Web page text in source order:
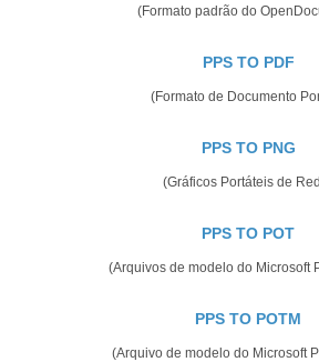
(Formato padrão do
PPS TO PDF
(Formato de Documento
PPS TO PNG
(Gráficos Portáteis de
PPS TO POT
(Arquivos de modelo do Microsoft
PPS TO POTM
(Arquivo de modelo do Microsoft